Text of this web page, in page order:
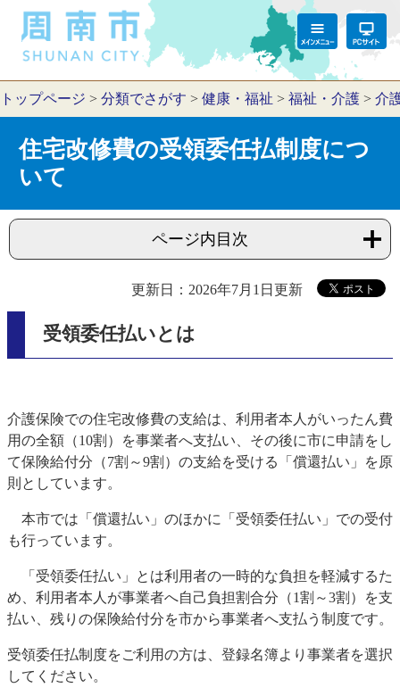
トップページ > 分類でさがす > 健康・福祉 > 福祉・介護 > 介
住宅改修費の受領委任払制度につ
いて
ページ内目次
更新日：2026年7月1日更新
受領委任払いとは
介護保険での住宅改修費の支給は、利用者本人がいったん費
用の全額（10割）を事業者へ支払い、その後に市に申請をし
て保険給付分（7割～9割）の支給を受ける「償還払い」を原
則としています。
本市では「償還払い」のほかに「受領委任払い」での受付
も行っています。
「受領委任払い」とは利用者の一時的な負担を軽減するた
め、利用者本人が事業者へ自己負担割合分（1割～3割）を支
払い、残りの保険給付分を市から事業者へ支払う制度です。
受領委任払制度をご利用の方は、登録名簿より事業者を選択
してください。